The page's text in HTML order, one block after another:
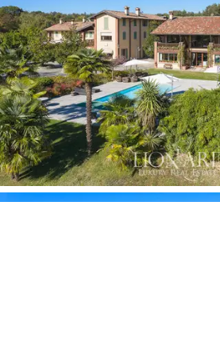
Laresidencia de lujoestá
hectáreas de parque en cuyo
fantástica piscina, además de
de bosque de propiedad.
Personalizan esteinmueble de
paddock, una cancha de tenis, un
amplio aparcamiento custodiado